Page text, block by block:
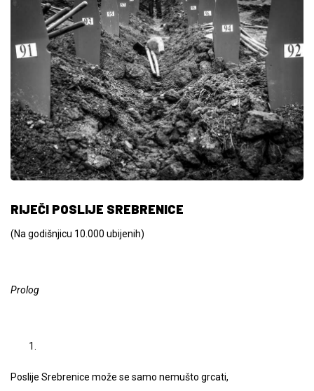
RIJEČI POSLIJE SREBRENICE
(Na godišnjicu 10.000 ubijenih)
Prolog
Poslije Srebrenice može se samo nemušto grcati,